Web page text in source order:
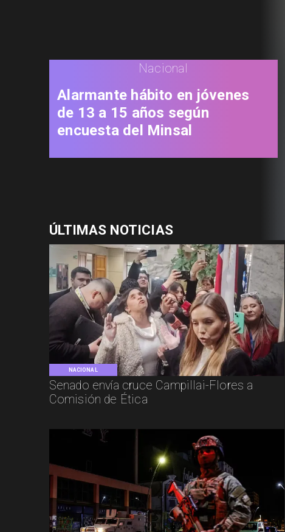
NACIONAL
Senado envía cruce Campillai-Flores a
Comisión de Ética
Nacional
Alarmante hábito en jóvenes
de 13 a 15 años según
encuesta del Minsal
ÚLTIMAS NOTICIAS